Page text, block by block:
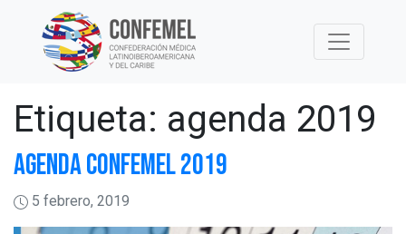
content
Etiqueta: agenda 2019
AGENDA CONFEMEL 2019
5 febrero, 2019